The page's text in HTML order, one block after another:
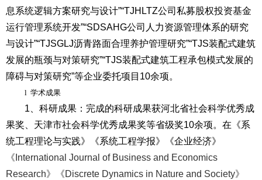
息系统逻辑方案研究与设计”“TJHLTZ公司私募股权投资基金
运行管理系统开发”“SDSAHG公司人力资源管理体系的研究
与设计”“TJSGLJ沥青路面合理养护管理研究”“TJS装配式建筑
发展的瓶颈与对策研究”“TJS装配式建筑工程承包模式发展的
障碍与对策研究”等企业委托项目10余项。
l 学术成果
1 、科研成果： 完成的科研成果获河北省社会科学优秀成
果奖、天津市社会科学优秀成果奖等省级奖10余项。在《系
统工程理论与实践》《系统工程学报》《企业经济》
《International Journal of Business and Economics
Research》《Discrete Dynamics in Nature and Society》